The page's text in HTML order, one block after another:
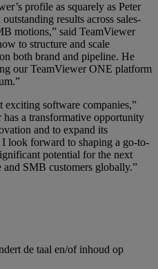
profile as squarely as Peter
results across sales-
motions,” said TeamViewer
to structure and scale
both brand and pipeline. He
our TeamViewer ONE platform
exciting software companies,”
a transformative opportunity
and to expand its
look forward to shaping a go-to-
potential for the next
and SMB customers globally.”
de taal en/of inhoud op